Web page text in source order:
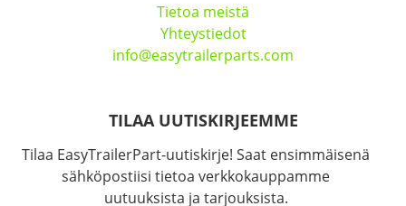
Tietoa meistä
Yhteystiedot
info@easytrailerparts.com
TILAA UUTISKIRJEEMME
Tilaa EasyTrailerPart-uutiskirje! Saat ensimmäisenä
sähköpostiisi tietoa verkkokauppamme
uutuuksista ja tarjouksista.